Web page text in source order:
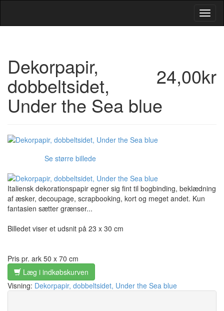
24,00kr
Dekorpapir,
dobbeltsidet,
Under the Sea blue
Se større billede
Italiensk dekorationspapir egner sig fint til bogbinding, beklædning
af æsker, decoupage, scrapbooking, kort og meget andet. Kun
fantasien sætter grænser...
Billedet viser et udsnit på 23 x 30 cm
Pris pr. ark 50 x 70 cm
Læg i indkøbskurven
Visning: Dekorpapir, dobbeltsidet, Under the Sea blue